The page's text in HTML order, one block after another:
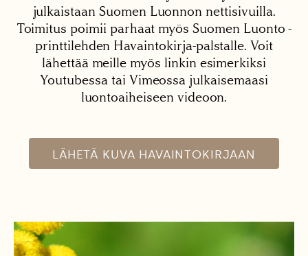
julkaistaan Suomen Luonnon nettisivuilla.
Toimitus poimii parhaat myös Suomen Luonto -
printtilehden Havaintokirja-palstalle. Voit
lähettää meille myös linkin esimerkiksi
Youtubessa tai Vimeossa julkaisemaasi
luontoaiheiseen videoon.
LÄHETÄ KUVA HAVAINTOKIRJAAN